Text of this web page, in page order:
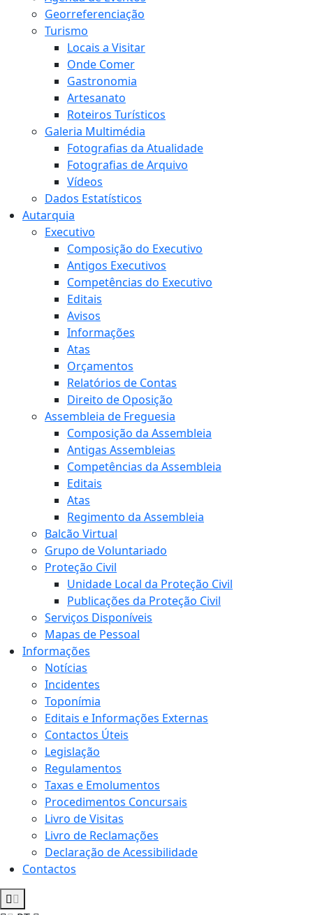
Georreferenciação
Turismo
Locais a Visitar
Onde Comer
Gastronomia
Artesanato
Roteiros Turísticos
Galeria Multimédia
Fotografias da Atualidade
Fotografias de Arquivo
Vídeos
Dados Estatísticos
Autarquia
Executivo
Composição do Executivo
Antigos Executivos
Competências do Executivo
Editais
Avisos
Informações
Atas
Orçamentos
Relatórios de Contas
Direito de Oposição
Assembleia de Freguesia
Composição da Assembleia
Antigas Assembleias
Competências da Assembleia
Editais
Atas
Regimento da Assembleia
Balcão Virtual
Grupo de Voluntariado
Proteção Civil
Unidade Local da Proteção Civil
Publicações da Proteção Civil
Serviços Disponíveis
Mapas de Pessoal
Informações
Notícias
Incidentes
Toponímia
Editais e Informações Externas
Contactos Úteis
Legislação
Regulamentos
Taxas e Emolumentos
Procedimentos Concursais
Livro de Visitas
Livro de Reclamações
Declaração de Acessibilidade
Contactos